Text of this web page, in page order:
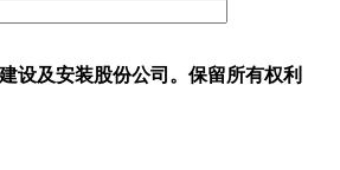
设及安装股份公司。保留所有权利